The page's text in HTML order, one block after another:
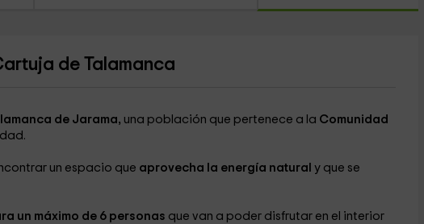
de Talamanca
de Jarama, una población que pertenece a la Comunidad
un espacio que aprovecha la energía natural y que se
un máximo de 6 personas que van a poder disfrutar en el interior